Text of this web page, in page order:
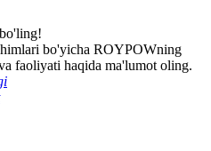
bo'yicha ROYPOWning
faoliyati haqida ma'lumot oling.